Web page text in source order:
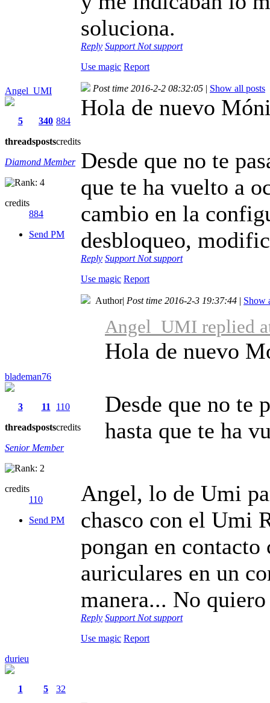
soluciona.
Reply Support Not support
Use magic Report
Angel_UMI
5
threads
340
posts
884
credits
Diamond Member
credits
884
Send PM
Post time 2016-2-2 08:32:05 | Show all posts
Hola de nuevo
Desde que no te
que te ha vuelto a
cambio en la
desbloqueo,
Reply Support Not support
Use magic Report
blademan76
3
threads
11
posts
110
credits
Senior Member
credits
110
Send PM
Author| Post time 2016-2-3 19:37:44 | Show
Angel_UMI replied
Hola de nuevo
Desde que no te
hasta que te ha
Angel, lo de Umi
chasco con el Umi
pongan en
auriculares en un
manera... No
Reply Support Not support
Use magic Report
durieu
1
5
32